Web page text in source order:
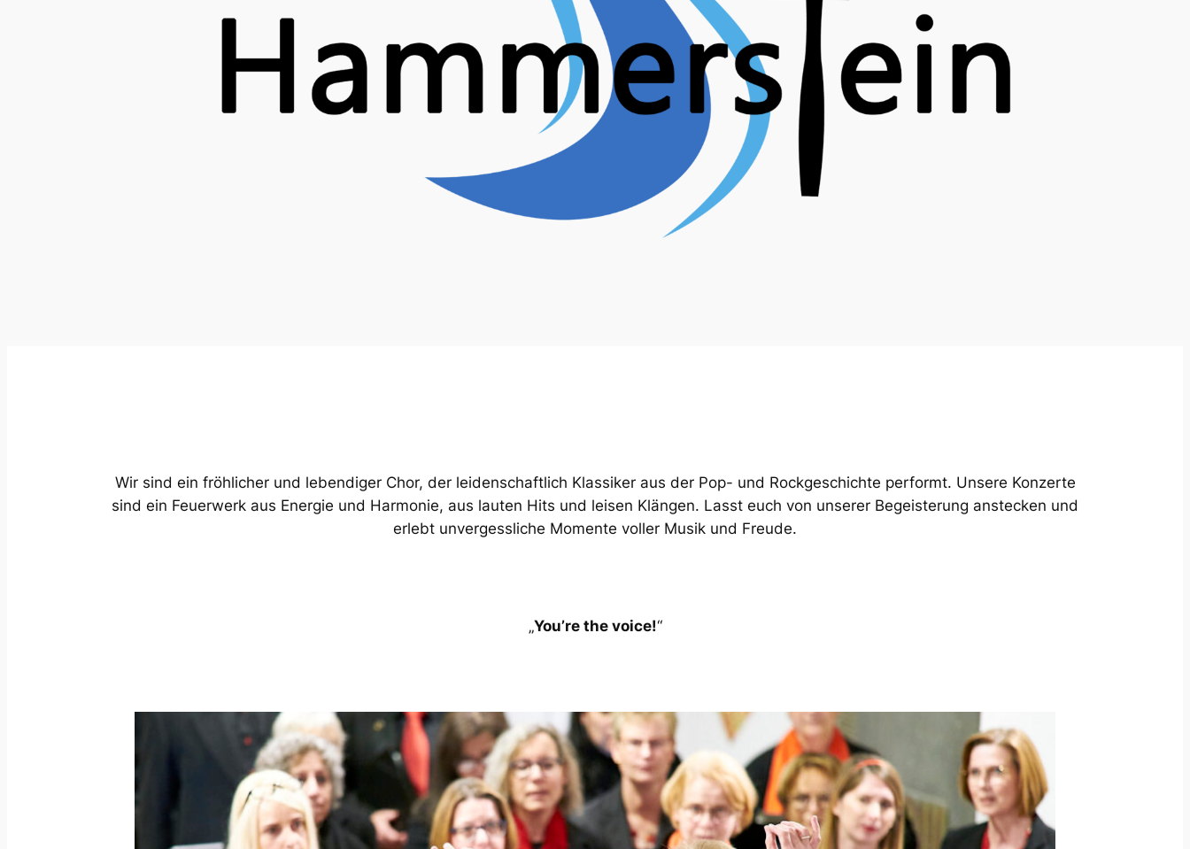
Wir sind ein fröhlicher und lebendiger Chor, der leidenschaftlich Klassiker aus der Pop- und Rockgeschichte performt. Unsere Konzerte
sind ein Feuerwerk aus Energie und Harmonie, aus lauten Hits und leisen Klängen. Lasst euch von unserer Begeisterung anstecken und
erlebt unvergessliche Momente voller Musik und Freude.
„You’re the voice!“